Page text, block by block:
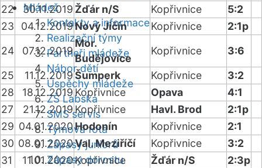
Mládež
Kontakty a informace
Realizační týmy
Partneři mládeže
Nábor dětí
Úspěchy mládeže
ZŠ Labská
SMS servis
Týmová fota
Zápasy juniorů
Zápasy dorostu
22
30.11.2019 Žďár n/S Kopřivnice
5:2
23
04.12.2019Nový Jičín Kopřivnice
2:1p
24
07.12.2019
Mor.
Budějovice
Kopřivnice
3:6
25
11.12.2019Šumperk Kopřivnice
3:2
28
18.12.2019Kopřivnice Opava
4:1
27
21.12.2019Kopřivnice Havl. Brod
2:1p
29 04.01.2020Hodonín Kopřivnice
2:1
30 08.01.2020Val. Meziříčí Kopřivnice
3:2
31
11.01.2020Kopřivnice Žďár n/S
2:3p